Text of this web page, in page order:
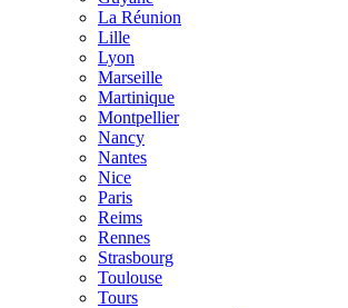
La Réunion
Lille
Lyon
Marseille
Martinique
Montpellier
Nancy
Nantes
Nice
Paris
Reims
Rennes
Strasbourg
Toulouse
Tours